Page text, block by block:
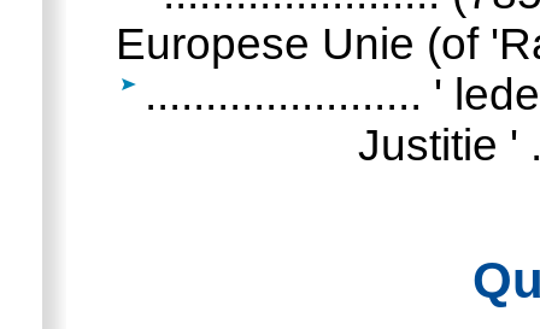
Europese Unie (of
....................... '
Justitie '